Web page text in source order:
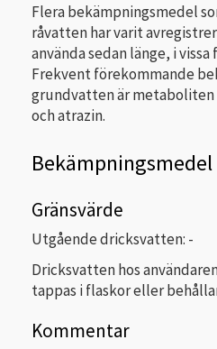
Flera bekämpningsmedel
råvatten har varit
använda sedan länge, i
Frekvent förekommande
grundvatten är metaboliten
och atrazin.
Gränsvärde
Utgående dricksvatten: -
Dricksvatten hos
tappas i flaskor eller
Kommentar